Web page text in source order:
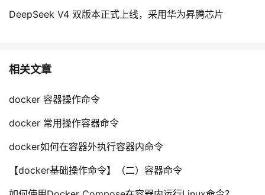
DeepSeek V4 双版本正式上线，采用华为昇腾芯片
相关文章
docker 容器操作命令
docker 常用操作容器命令
docker如何在容器外执行容器内命令
【docker基础操作命令】（二）容器命令